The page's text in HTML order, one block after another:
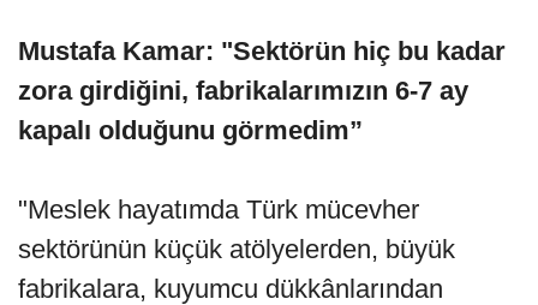
Mustafa Kamar: "Sektörün hiç bu kadar
zora girdiğini, fabrikalarımızın 6-7 ay
kapalı olduğunu görmedim”
"Meslek hayatımda Türk mücevher
sektörünün küçük atölyelerden, büyük
fabrikalara, kuyumcu dükkânlarından